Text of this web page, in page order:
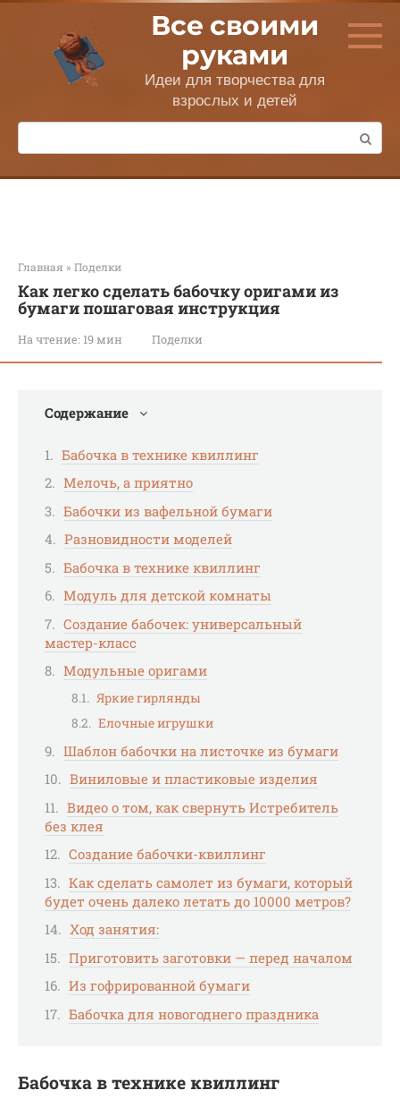
Перейти
контенту
Все своими
руками
Идеи для творчества для
взрослых и детей
Поиск:
Главная » Поделки
Как легко сделать бабочку оригами из
бумаги пошаговая инструкция
На чтение: 19 мин Поделки
Содержание
Бабочка в технике квиллинг
Мелочь, а приятно
Бабочки из вафельной бумаги
Разновидности моделей
Бабочка в технике квиллинг
Модуль для детской комнаты
Создание бабочек: универсальный
мастер-класс
Модульные оригами
Яркие гирлянды
Елочные игрушки
Шаблон бабочки на листочке из бумаги
Виниловые и пластиковые изделия
Видео о том, как свернуть Истребитель
без клея
Создание бабочки-квиллинг
Как сделать самолет из бумаги, который
будет очень далеко летать до 10000 метров?
Ход занятия:
Приготовить заготовки — перед началом
Из гофрированной бумаги
Бабочка для новогоднего праздника
Бабочка в технике квиллинг